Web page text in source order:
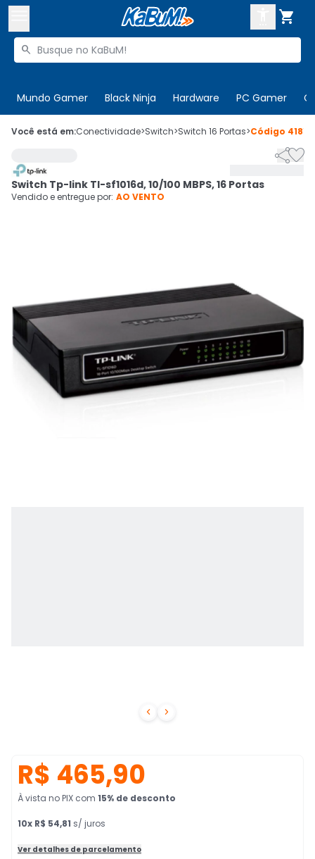

Buscar produtos

Mundo Gamer Black Ninja Hardware PC Gamer
 Olá. Acesse sua conta

Cupons
CADASTRE-SE
Você está em:Conectividade>Switch>Switch 16 Portas>Código
 

Switch Tp-link Tl-sf1016d, 10/100 MBPS, 16 Portas
Vendido e entregue por: AO VENTO
R$ 465,90
À vista no PIX com 15% de desconto
10x R$ 54,81 s/ juros
Ver detalhes de parcelamento